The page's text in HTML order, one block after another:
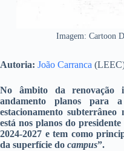
Imagem: Cartoon
Autoria: João Carranca
No âmbito da renovação
andamento planos para
estacionamento
está nos planos do
2024-2027 e tem como
da superfície do campus”.